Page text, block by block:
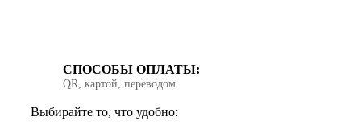
СПОСОБЫ ОПЛАТЫ:
QR, картой, переводом
Выбирайте то, что удобно: